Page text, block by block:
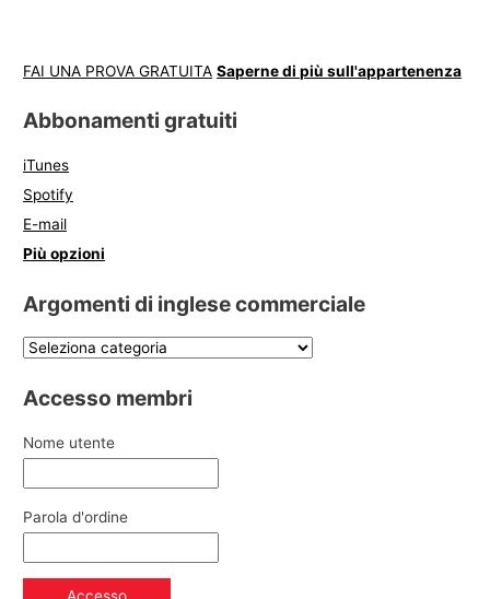
FAI UNA PROVA GRATUITA Saperne di più sull'appartenenza
Abbonamenti gratuiti
iTunes
Spotify
E-mail
Più opzioni
Argomenti di inglese commerciale
Accesso membri
Nome utente
Parola d'ordine